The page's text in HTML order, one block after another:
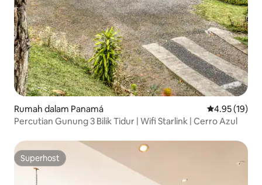
Rumah dalam Panamá Penarafan
4.95 (19)
Percutian Gunung 3 Bilik Tidur | Wifi Starlink | Cerro Azul
Superhost
Superhost